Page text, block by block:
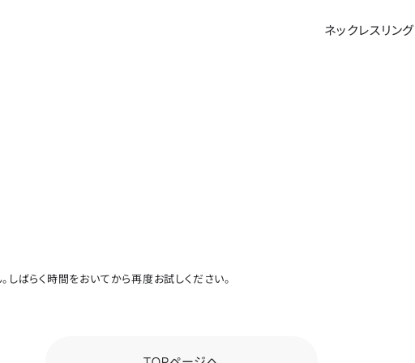
ネックレスリング
ばらく時間をおいてから再度お試しください。